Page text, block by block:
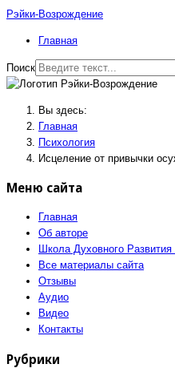
Рэйки-Возрождение
Главная
Поиск
Вы здесь:
Главная
Психология
Исцеление от привычки
Меню сайта
Главная
Об авторе
Школа Духовного
Все материалы сайта
Отзывы
Аудио
Видео
Контакты
Рубрики